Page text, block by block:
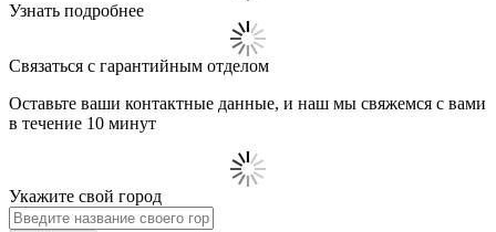
Узнать подробнее
Связаться с гарантийным отделом
Оставьте ваши контактные данные, и наш мы свяжемся с вами
в течение 10 минут
Укажите свой город